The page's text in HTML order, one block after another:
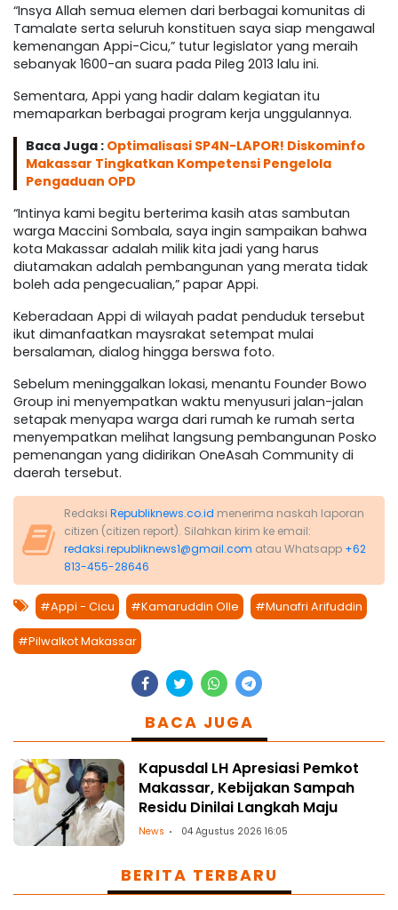
“Insya Allah semua elemen dari berbagai komunitas di
Tamalate serta seluruh konstituen saya siap mengawal
kemenangan Appi-Cicu,” tutur legislator yang meraih
sebanyak 1600-an suara pada Pileg 2013 lalu ini.
Sementara, Appi yang hadir dalam kegiatan itu
memaparkan berbagai program kerja unggulannya.
Baca Juga : Optimalisasi SP4N-LAPOR! Diskominfo
Makassar Tingkatkan Kompetensi Pengelola
Pengaduan OPD
“Intinya kami begitu berterima kasih atas sambutan
warga Maccini Sombala, saya ingin sampaikan bahwa
kota Makassar adalah milik kita jadi yang harus
diutamakan adalah pembangunan yang merata tidak
boleh ada pengecualian,” papar Appi.
Keberadaan Appi di wilayah padat penduduk tersebut
ikut dimanfaatkan maysrakat setempat mulai
bersalaman, dialog hingga berswa foto.
Sebelum meninggalkan lokasi, menantu Founder Bowo
Group ini menyempatkan waktu menyusuri jalan-jalan
setapak menyapa warga dari rumah ke rumah serta
menyempatkan melihat langsung pembangunan Posko
pemenangan yang didirikan OneAsah Community di
daerah tersebut.
Redaksi Republiknews.co.id menerima naskah laporan
citizen (citizen report). Silahkan kirim ke email:
redaksi.republiknews1@gmail.com atau Whatsapp +62
813-455-28646
#Appi - Cicu #Kamaruddin Olle #Munafri Arifuddin
#Pilwalkot Makassar
BACA JUGA
Kapusdal LH Apresiasi Pemkot
Makassar, Kebijakan Sampah
Residu Dinilai Langkah Maju
News 04 Agustus 2026 16:05
BERITA TERBARU